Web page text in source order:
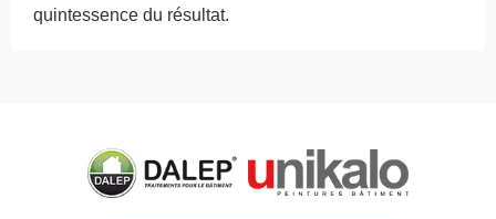
quintessence du résultat.